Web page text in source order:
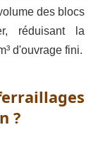
des blocs
réduisant la
d'ouvrage fini.
?